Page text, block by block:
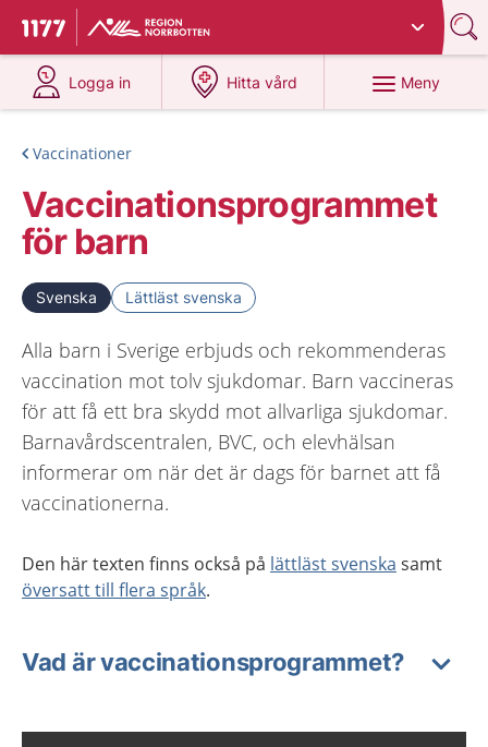
Till startsidan för 1177
Du har valt region
Logga in
på 1177.se
Hitta vård
på 1177.se
Meny
Vaccinationer
Vaccinationsprogrammet
för barn
Svenska Lättläst svenska
Alla barn i Sverige erbjuds och rekommenderas
vaccination mot tolv sjukdomar. Barn vaccineras
för att få ett bra skydd mot allvarliga sjukdomar.
Barnavårdscentralen, BVC, och elevhälsan
informerar om när det är dags för barnet att få
vaccinationerna.
Den här texten finns också på lättläst svenska samt
översatt till flera språk.
Vad är vaccinationsprogrammet?